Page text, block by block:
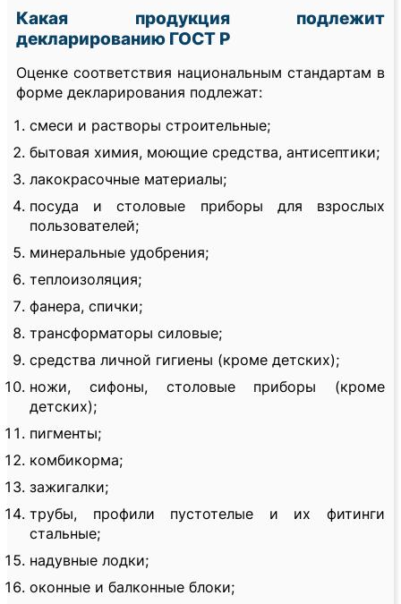
Какая продукция подлежит
декларированию ГОСТ Р
Оценке соответствия национальным стандартам в
форме декларирования подлежат:
смеси и растворы строительные;
бытовая химия, моющие средства, антисептики;
лакокрасочные материалы;
посуда и столовые приборы для взрослых
пользователей;
минеральные удобрения;
теплоизоляция;
фанера, спички;
трансформаторы силовые;
средства личной гигиены (кроме детских);
ножи, сифоны, столовые приборы (кроме
детских);
пигменты;
комбикорма;
зажигалки;
трубы, профили пустотелые и их фитинги
стальные;
надувные лодки;
оконные и балконные блоки;